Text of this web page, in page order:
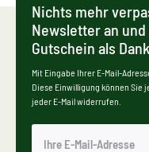
Nichts mehr
Newsletter an
Gutschein als
Mit Eingabe Ihrer E-Mail-
Diese Einwilligung können Sie
jeder E-Mail widerrufen.